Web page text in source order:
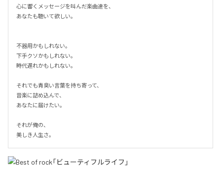
心に響くメッセージを叫んだ楽曲達を、
あなたも聴いて欲しい。
不器用かもしれない。
下手クソかもしれない。
時代遅れかもしれない。
それでも青臭い言葉を持ち寄って、
音楽に詰め込んで、
あなたに届けたい。
それが俺の、
美しき人生さ。